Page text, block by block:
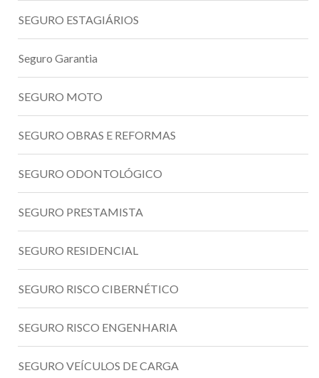
SEGURO ESTAGIÁRIOS
Seguro Garantia
SEGURO MOTO
SEGURO OBRAS E REFORMAS
SEGURO ODONTOLÓGICO
SEGURO PRESTAMISTA
SEGURO RESIDENCIAL
SEGURO RISCO CIBERNÉTICO
SEGURO RISCO ENGENHARIA
SEGURO VEÍCULOS DE CARGA